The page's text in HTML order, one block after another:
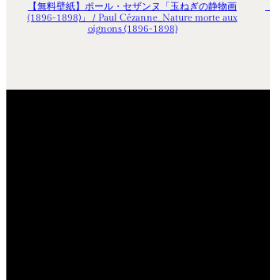
【無料壁紙】ポール・セザンヌ「玉ねぎの静物画
(1896-1898)」 / Paul Cézanne_Nature morte aux
oignons (1896-1898)